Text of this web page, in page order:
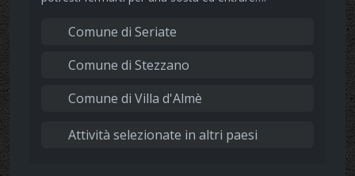
Comune di Seriate
Comune di Stezzano
Comune di Villa d'Almè
Attività selezionate in altri paesi